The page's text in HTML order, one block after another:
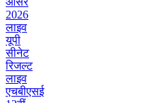
2026
लाइव
यूपी
सीनेट
रिजल्ट
लाइव
एचबीएसई